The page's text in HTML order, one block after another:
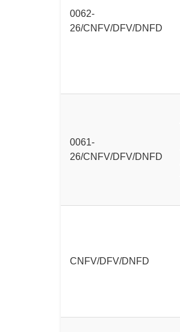
0062-
26/CNFV/DFV/DNFD
0061-
26/CNFV/DFV/DNFD
CNFV/DFV/DNFD